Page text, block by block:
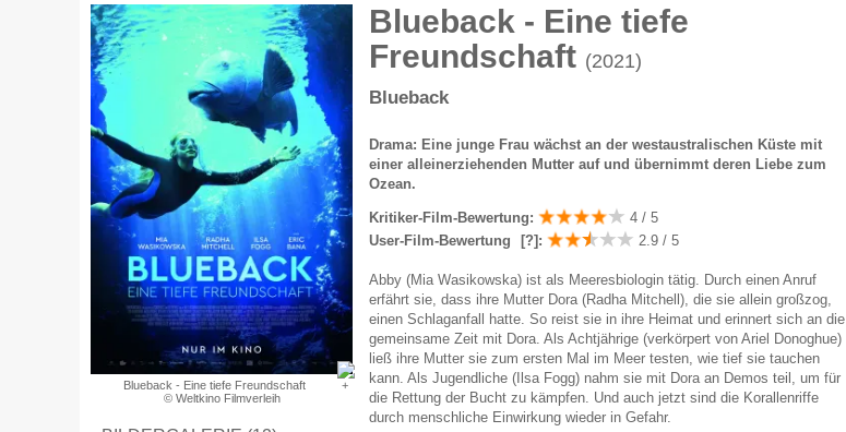
Blueback - Eine tiefe Freundschaft
© Weltkino Filmverleih
Blueback - Eine tiefe
Freundschaft (2021)
Blueback
Drama: Eine junge Frau wächst an der westaustralischen Küste mit
einer alleinerziehenden Mutter auf und übernimmt deren Liebe zum
Ozean.
Kritiker-Film-Bewertung:
4 / 5
User-Film-Bewertung
[?] : 2.9 / 5
Abby (Mia Wasikowska) ist als Meeresbiologin tätig. Durch einen Anruf
erfährt sie, dass ihre Mutter Dora (Radha Mitchell), die sie allein großzog,
einen Schlaganfall hatte. So reist sie in ihre Heimat und erinnert sich an die
gemeinsame Zeit mit Dora. Als Achtjährige (verkörpert von Ariel Donoghue)
ließ ihre Mutter sie zum ersten Mal im Meer testen, wie tief sie tauchen
kann. Als Jugendliche (Ilsa Fogg) nahm sie mit Dora an Demos teil, um für
die Rettung der Bucht zu kämpfen. Und auch jetzt sind die Korallenriffe
durch menschliche Einwirkung wieder in Gefahr.